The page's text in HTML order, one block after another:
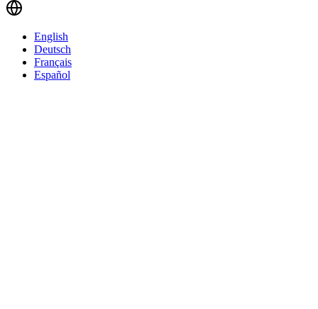
English
Deutsch
Français
Español